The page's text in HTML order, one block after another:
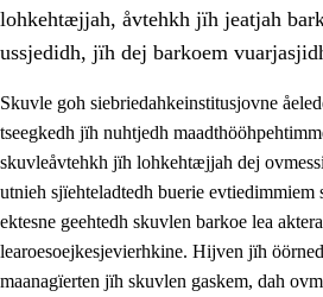
3. Prinsihph skuvlen rïektesisnie
lohkehtæjjah, åvtehkh jïh jeatjah
ussjedidh, jïh dej barkoem
Skuvle goh siebriedahkeinstitusjovne
tseegkedh jïh nuhtjedh
skuvleåvtehkh jïh lohkehtæjjah dej
utnieh sjïehteladtedh buerie evtiedimmiem
ektesne geehtedh skuvlen barkoe lea
learoesoejkesjevierhkine. Hijven jïh
maanagïerten jïh skuvlen gaskem, dah